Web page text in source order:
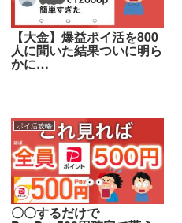
【大金】爆益ポイ活を800
人に聞いた結果ついに明ら
かに…
ポイ活攻略
〇〇するだけで